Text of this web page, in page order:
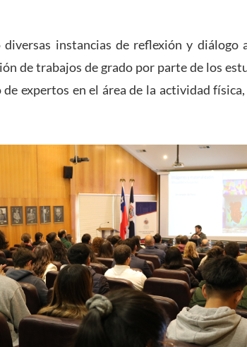
instancias de reflexión y diálogo
de trabajos de grado por parte de los
de expertos en el área de la actividad